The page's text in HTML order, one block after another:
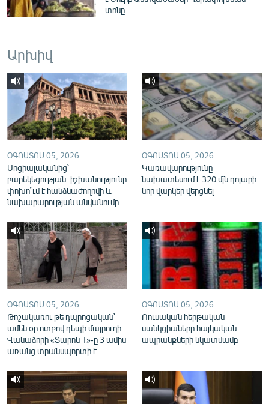
ՁԳՏԵԼՈՎ ԼԱՎԱԳՈՒՅՆԻՆ
Հայերեն
English
Русский
ՀԵՏԵՎԵՔ ՄԵԶ
տոնը
Արխիվ
ՕԳՈՍՏՈՍ 05, 2026
Սոցիալականից՝
բարեկեցության. իշխանությունը
փոխո՞ւմ է հանձնաժողովի և
նախարարության անվանումը
ՕԳՈՍՏՈՍ 05, 2026
Կառավարությունը
նախատեսում է 320 մլն դոլարի
նոր վարկեր վերցնել
ՕԳՈՍՏՈՍ 05, 2026
Թոշակառու թե դպրոցական՝
ամեն օր ոտքով դեպի մայրուղի.
Վանաձորի «Տարոն 1»-ը 3 ամիս
առանց տրանսպորտի է
ՕԳՈՍՏՈՍ 05, 2026
Ռուսական հերթական
սանկցիաները հայկական
ապրանքների նկատմամբ